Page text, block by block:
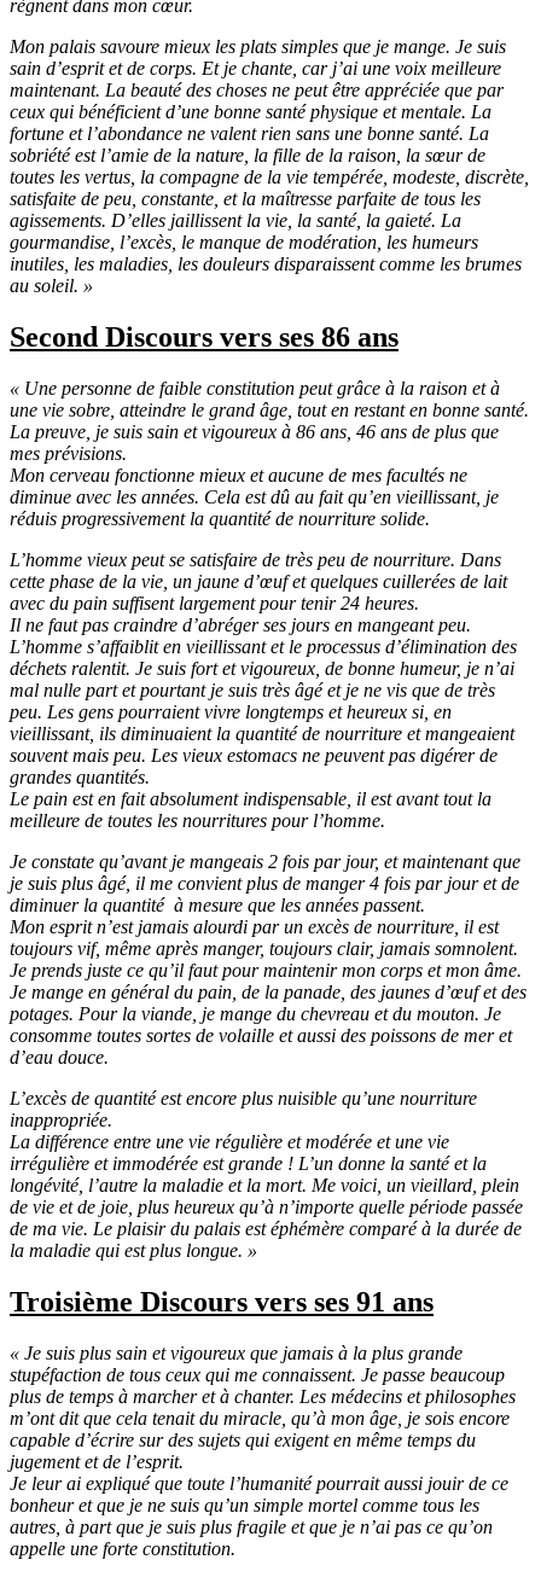
règnent dans mon cœur.
Mon palais savoure mieux les plats simples que je mange. Je suis
sain d’esprit et de corps. Et je chante, car j’ai une voix meilleure
maintenant. La beauté des choses ne peut être appréciée que par
ceux qui bénéficient d’une bonne santé physique et mentale. La
fortune et l’abondance ne valent rien sans une bonne santé. La
sobriété est l’amie de la nature, la fille de la raison, la sœur de
toutes les vertus, la compagne de la vie tempérée, modeste, discrète,
satisfaite de peu, constante, et la maîtresse parfaite de tous les
agissements. D’elles jaillissent la vie, la santé, la gaieté. La
gourmandise, l’excès, le manque de modération, les humeurs
inutiles, les maladies, les douleurs disparaissent comme les brumes
au soleil. »
Second Discours vers ses 86 ans
« Une personne de faible constitution peut grâce à la raison et à
une vie sobre, atteindre le grand âge, tout en restant en bonne santé.
La preuve, je suis sain et vigoureux à 86 ans, 46 ans de plus que
mes prévisions.
Mon cerveau fonctionne mieux et aucune de mes facultés ne
diminue avec les années. Cela est dû au fait qu’en vieillissant, je
réduis progressivement la quantité de nourriture solide.
L’homme vieux peut se satisfaire de très peu de nourriture. Dans
cette phase de la vie, un jaune d’œuf et quelques cuillerées de lait
avec du pain suffisent largement pour tenir 24 heures.
Il ne faut pas craindre d’abréger ses jours en mangeant peu.
L’homme s’affaiblit en vieillissant et le processus d’élimination des
déchets ralentit. Je suis fort et vigoureux, de bonne humeur, je n’ai
mal nulle part et pourtant je suis très âgé et je ne vis que de très
peu. Les gens pourraient vivre longtemps et heureux si, en
vieillissant, ils diminuaient la quantité de nourriture et mangeaient
souvent mais peu. Les vieux estomacs ne peuvent pas digérer de
grandes quantités.
Le pain est en fait absolument indispensable, il est avant tout la
meilleure de toutes les nourritures pour l’homme.
Je constate qu’avant je mangeais 2 fois par jour, et maintenant que
je suis plus âgé, il me convient plus de manger 4 fois par jour et de
diminuer la quantité à mesure que les années passent.
Mon esprit n’est jamais alourdi par un excès de nourriture, il est
toujours vif, même après manger, toujours clair, jamais somnolent.
Je prends juste ce qu’il faut pour maintenir mon corps et mon âme.
Je mange en général du pain, de la panade, des jaunes d’œuf et des
potages. Pour la viande, je mange du chevreau et du mouton. Je
consomme toutes sortes de volaille et aussi des poissons de mer et
d’eau douce.
L’excès de quantité est encore plus nuisible qu’une nourriture
inappropriée.
La différence entre une vie régulière et modérée et une vie
irrégulière et immodérée est grande ! L’un donne la santé et la
longévité, l’autre la maladie et la mort. Me voici, un vieillard, plein
de vie et de joie, plus heureux qu’à n’importe quelle période passée
de ma vie. Le plaisir du palais est éphémère comparé à la durée de
la maladie qui est plus longue. »
Troisième Discours vers ses 91 ans
« Je suis plus sain et vigoureux que jamais à la plus grande
stupéfaction de tous ceux qui me connaissent. Je passe beaucoup
plus de temps à marcher et à chanter. Les médecins et philosophes
m’ont dit que cela tenait du miracle, qu’à mon âge, je sois encore
capable d’écrire sur des sujets qui exigent en même temps du
jugement et de l’esprit.
Je leur ai expliqué que toute l’humanité pourrait aussi jouir de ce
bonheur et que je ne suis qu’un simple mortel comme tous les
autres, à part que je suis plus fragile et que je n’ai pas ce qu’on
appelle une forte constitution.